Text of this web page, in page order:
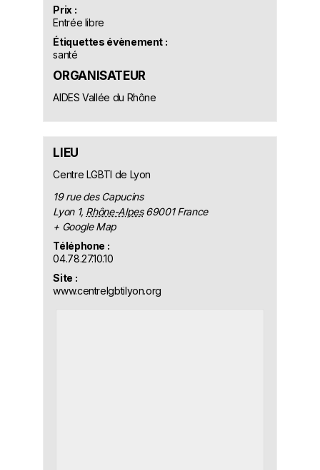
Prix :
Entrée libre
Étiquettes évènement :
santé
ORGANISATEUR
AIDES Vallée du Rhône
LIEU
Centre LGBTI de Lyon
19 rue des Capucins
Lyon 1, Rhône-Alpes 69001 France
+ Google Map
Téléphone :
04.78.27.10.10
Site :
www.centrelgbtilyon.org